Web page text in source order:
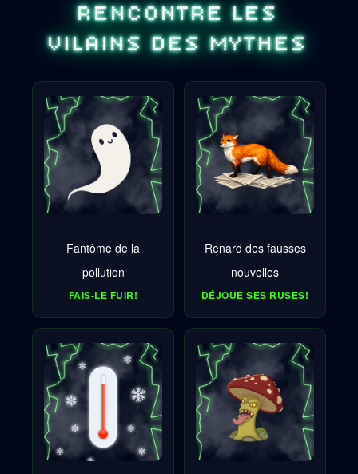
RENCONTRE LES
VILAINS DES MYTHES
Fantôme de la
pollution
FAIS-LE FUIR!
Renard des fausses
nouvelles
DÉJOUE SES RUSES!